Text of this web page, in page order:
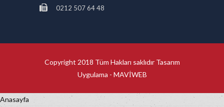
0212 507 64 48
Copyright 2018 Tüm Hakları saklıdır Tasarım
Uygulama - MAVİWEB
Anasayfa